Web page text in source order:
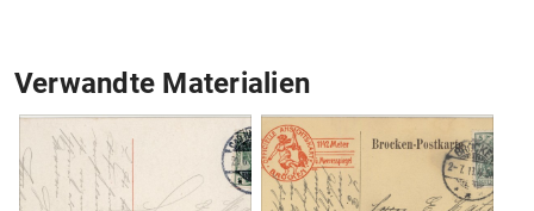
Verwandte Materialien